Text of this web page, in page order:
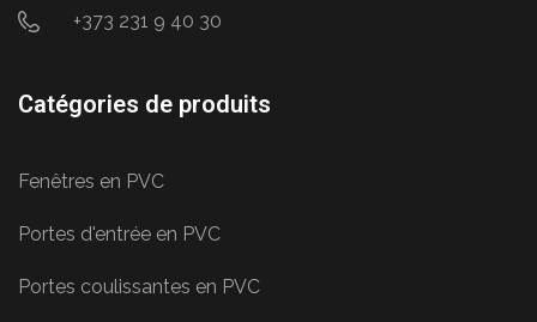
+373 231 9 40 30
Catégories de produits
Fenêtres en PVC
Portes d'entrée en PVC
Portes coulissantes en PVC